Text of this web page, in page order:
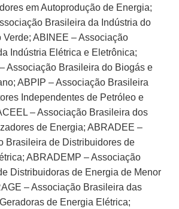
em Autoprodução de Energia;
Brasileira da Indústria do
Verde; ABINEE – Associação
Indústria Elétrica e Eletrônica;
Associação Brasileira do Biogás e
ABPIP – Associação Brasileira
Independentes de Petróleo e
– Associação Brasileira dos
de Energia; ABRADEE –
Brasileira de Distribuidores de
ABRADEMP – Associação
Distribuidoras de Energia de Menor
– Associação Brasileira das
de Energia Elétrica;